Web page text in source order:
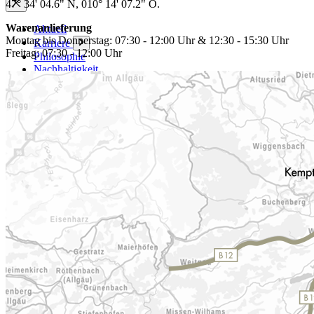
Aktuell
Karriere
Philosophie
Nachhaltigkeit
Mitgliedschaften
Firmenchronik
Firmenportrait
Auszeichnungen
Service
Plus-Leistungen
Sendungsverfolgung
Faltanleitungen
Papierhandhabung
Toleranzen
Newsletter
Filme
Download
47° 34' 04.6" N, 010° 14' 07.2" O.
Warenanlieferung
Montag bis Donnerstag: 07:30 - 12:00 Uhr & 12:30 - 15:30 Uhr
Freitag: 07:30 - 12:00 Uhr